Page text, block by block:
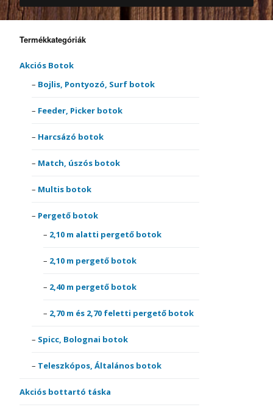
Termékkategóriák
Akciós Botok
Bojlis, Pontyozó, Surf botok
Feeder, Picker botok
Harcsázó botok
Match, úszós botok
Multis botok
Pergető botok
2,10 m alatti pergető botok
2,10 m pergető botok
2,40 m pergető botok
2,70 m és 2,70 feletti pergető botok
Spicc, Bolognai botok
Teleszkópos, Általános botok
Akciós bottartó táska